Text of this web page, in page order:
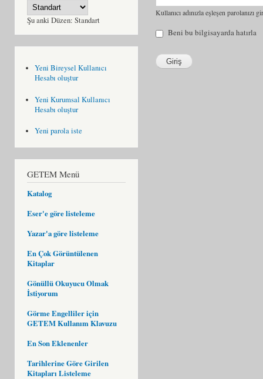
Şu anki Düzen: Standart
Yeni Bireysel Kullanıcı
Hesabı oluştur
Yeni Kurumsal Kullanıcı
Hesabı oluştur
Yeni parola iste
GETEM Menü
Katalog
Eser'e göre listeleme
Yazar'a göre listeleme
En Çok Görüntülenen
Kitaplar
Gönüllü Okuyucu Olmak
İstiyorum
Görme Engelliler için
GETEM Kullanım Klavuzu
En Son Eklenenler
Tarihlerine Göre Girilen
Kitapları Listeleme
Kullanıcı adınızla eşleşen parolanızı
Beni bu bilgisayarda hatırla